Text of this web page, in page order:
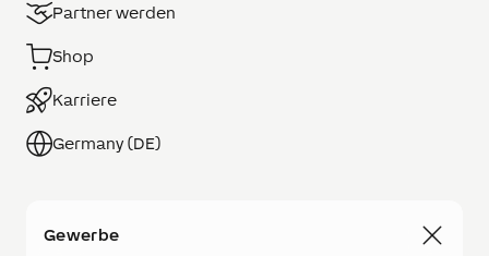
Partner werden
Shop
Karriere
Germany (DE)
Gewerbe